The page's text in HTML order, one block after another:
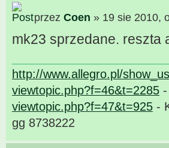
przez Coen » 19 sie 2010,
mk23 sprzedane. reszta
http://www.allegro.pl/
viewtopic.php?f=46&t=2285
viewtopic.php?f=47&t=925 -
gg 8738222